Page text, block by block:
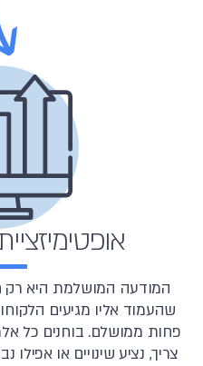
המודעה המושלמת היא רק
שהעמוד אליו מגיעים
פחות ממושלם. בוחנים כל
צריך, נציע שינויים או